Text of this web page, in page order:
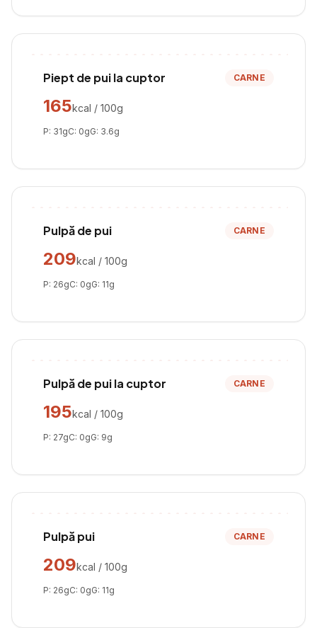
Piept de pui la cuptor CARNE
165kcal / 100g
P: 31gC: 0gG: 3.6g
Pulpă de pui CARNE
209kcal / 100g
P: 26gC: 0gG: 11g
Pulpă de pui la cuptor CARNE
195kcal / 100g
P: 27gC: 0gG: 9g
Pulpă pui CARNE
209kcal / 100g
P: 26gC: 0gG: 11g